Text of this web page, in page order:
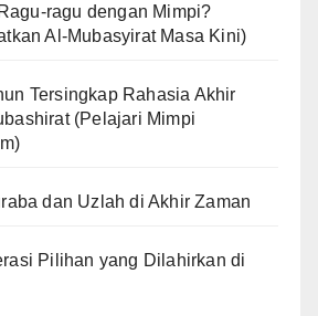
ragu dengan Mimpi?
Al-Mubasyirat Masa Kini)
Tersingkap Rahasia Akhir
(Pelajari Mimpi
dan Uzlah di Akhir Zaman
Pilihan yang Dilahirkan di